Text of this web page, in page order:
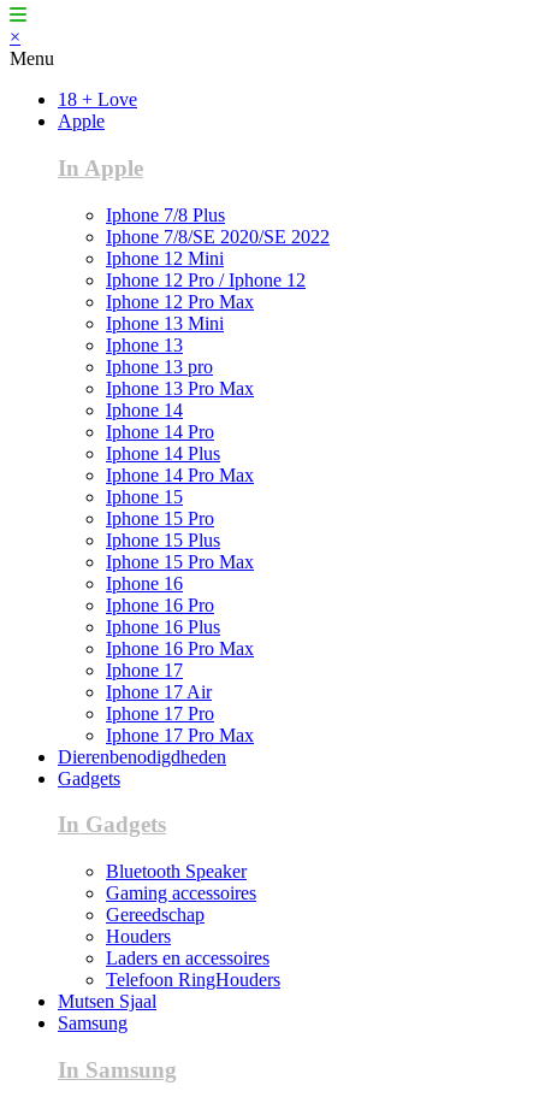
×
Menu
18 + Love
Apple
In Apple
Iphone 7/8 Plus
Iphone 7/8/SE 2020/SE 2022
Iphone 12 Mini
Iphone 12 Pro / Iphone 12
Iphone 12 Pro Max
Iphone 13 Mini
Iphone 13
Iphone 13 pro
Iphone 13 Pro Max
Iphone 14
Iphone 14 Pro
Iphone 14 Plus
Iphone 14 Pro Max
Iphone 15
Iphone 15 Pro
Iphone 15 Plus
Iphone 15 Pro Max
Iphone 16
Iphone 16 Pro
Iphone 16 Plus
Iphone 16 Pro Max
Iphone 17
Iphone 17 Air
Iphone 17 Pro
Iphone 17 Pro Max
Dierenbenodigdheden
Gadgets
In Gadgets
Bluetooth Speaker
Gaming accessoires
Gereedschap
Houders
Laders en accessoires
Telefoon RingHouders
Mutsen Sjaal
Samsung
In Samsung